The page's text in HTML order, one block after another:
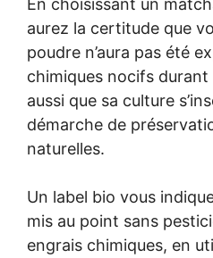
En choisissant un
aurez la certitude que
poudre n’aura pas été
chimiques nocifs
aussi que sa culture
démarche de
naturelles.
Un label bio vous
mis au point sans
engrais chimiques, en